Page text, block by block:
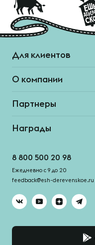
Для клиентов
О компании
Партнеры
Награды
8 800 500 20 98
Ежедневно с 9 до 20
feedback@esh-derevenskoe.ru